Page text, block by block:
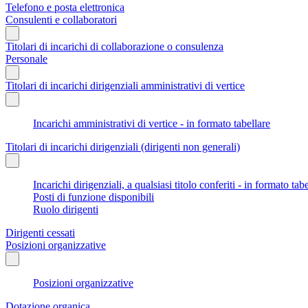
Telefono e posta elettronica
Consulenti e collaboratori
Titolari di incarichi di collaborazione o consulenza
Personale
Titolari di incarichi dirigenziali amministrativi di vertice
Incarichi amministrativi di vertice - in formato tabellare
Titolari di incarichi dirigenziali (dirigenti non generali)
Incarichi dirigenziali, a qualsiasi titolo conferiti - in formato
Posti di funzione disponibili
Ruolo dirigenti
Dirigenti cessati
Posizioni organizzative
Posizioni organizzative